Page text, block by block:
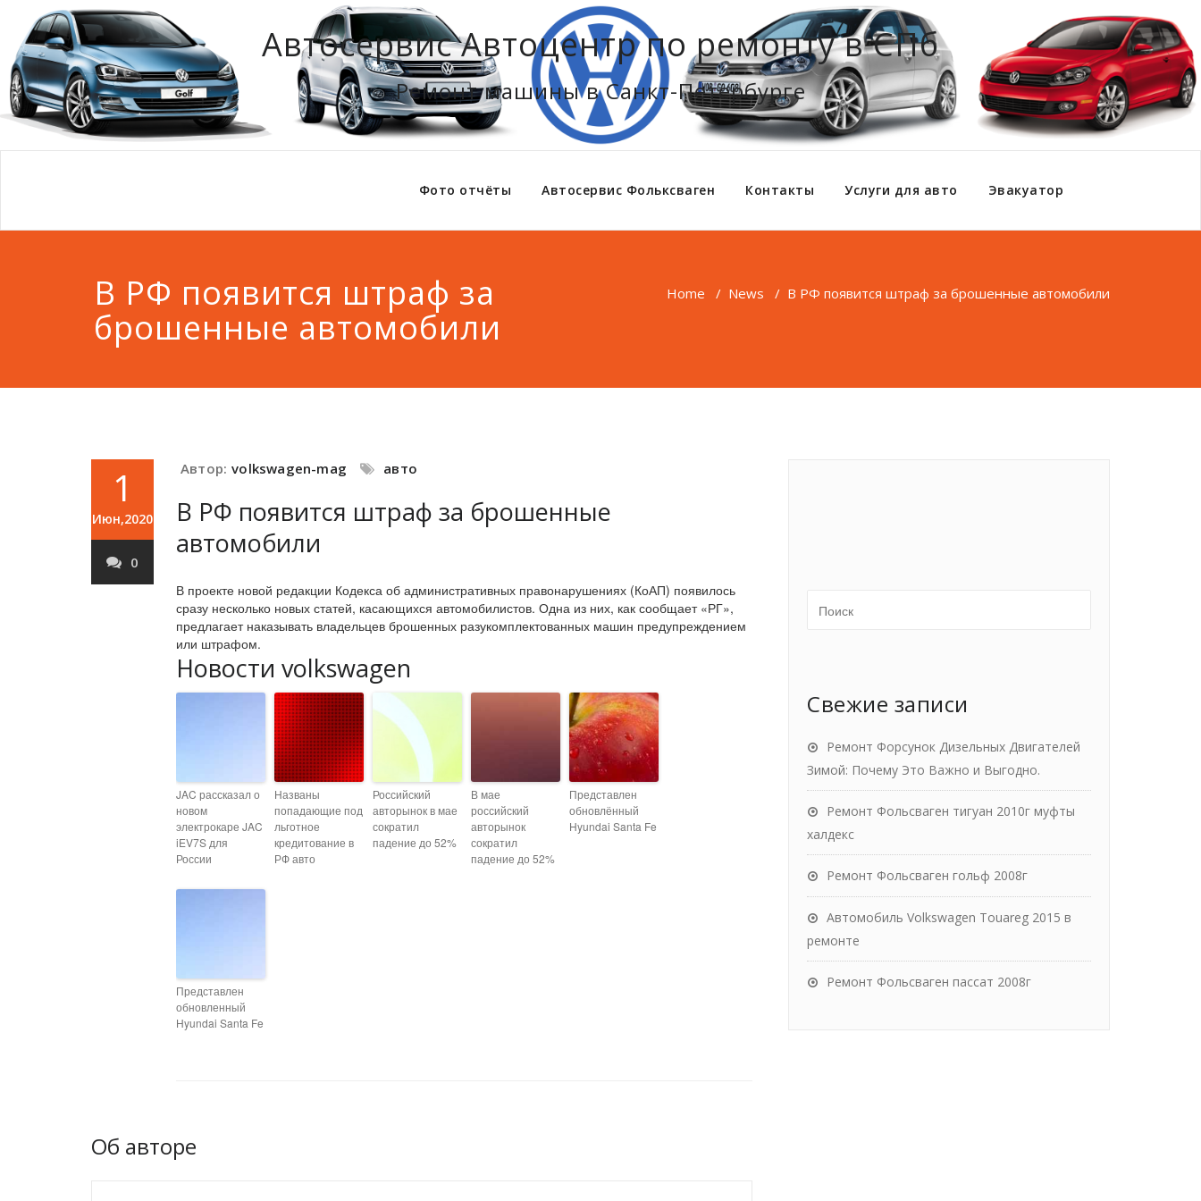
Автосервис Автоцентр по ремонту в СПб
Ремонт машины в Санкт-Петербурге
Фото отчёты Автосервис Фольксваген Контакты Услуги для авто Эвакуатор
В РФ появится штраф за
брошенные автомобили
Home / News / В РФ появится штраф за брошенные автомобили
1
Июн,2020
0
Автор: volkswagen-mag авто
В РФ появится штраф за брошенные
автомобили
В проекте новой редакции Кодекса об административных правонарушениях (КоАП) появилось
сразу несколько новых статей, касающихся автомобилистов. Одна из них, как сообщает «РГ»,
предлагает наказывать владельцев брошенных разукомплектованных машин предупреждением
или штрафом.
Новости volkswagen
JAC рассказал о
новом
электрокаре JAC
iEV7S для
России
Названы
попадающие под
льготное
кредитование в
РФ авто
Российский
авторынок в мае
сократил
падение до 52%
В мае
российский
авторынок
сократил
падение до 52%
Представлен
обновлённый
Hyundai Santa Fe
Представлен
обновленный
Hyundai Santa Fe
Об авторе
Свежие записи
Ремонт Форсунок Дизельных Двигателей
Зимой: Почему Это Важно и Выгодно.
Ремонт Фольсваген тигуан 2010г муфты
халдекс
Ремонт Фольсваген гольф 2008г
Автомобиль Volkswagen Touareg 2015 в
ремонте
Ремонт Фольсваген пассат 2008г